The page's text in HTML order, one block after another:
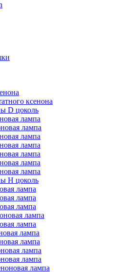
ксенона
D цоколь
лампа
лампа
лампа
лампа
лампа
лампа
лампа
Н цоколь
лампа
лампа
лампа
лампа
лампа
лампа
лампа
лампа
лампа
лампа